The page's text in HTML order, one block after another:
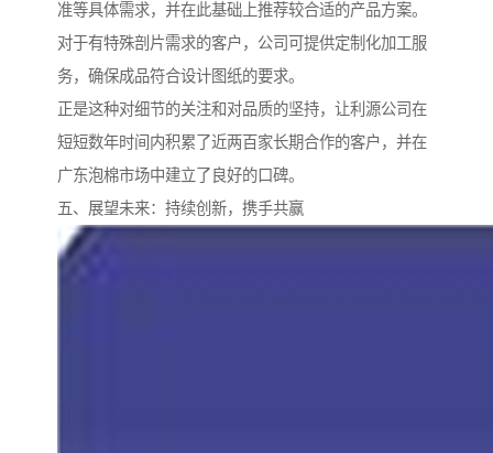
准等具体需求，并在此基础上推荐较合适的产品方案。
对于有特殊剖片需求的客户，公司可提供定制化加工服
务，确保成品符合设计图纸的要求。
正是这种对细节的关注和对品质的坚持，让利源公司在
短短数年时间内积累了近两百家长期合作的客户，并在
广东泡棉市场中建立了良好的口碑。
五、展望未来：持续创新，携手共赢